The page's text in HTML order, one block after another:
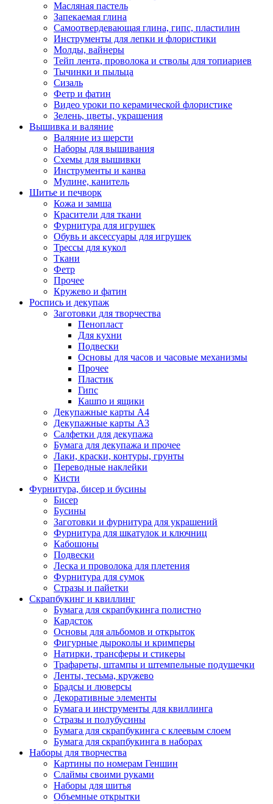
Масляная пастель
Запекаемая глина
Самоотвердевающая глина, гипс, пластилин
Инструменты для лепки и флористики
Молды, вайнеры
Тейп лента, проволока и стволы для топиариев
Тычинки и пыльца
Сизаль
Фетр и фатин
Видео уроки по керамической флористике
Зелень, цветы, украшения
Вышивка и валяние
Валяние из шерсти
Наборы для вышивания
Схемы для вышивки
Инструменты и канва
Мулине, канитель
Шитье и печворк
Кожа и замша
Красители для ткани
Фурнитура для игрушек
Обувь и аксессуары для игрушек
Трессы для кукол
Ткани
Фетр
Прочее
Кружево и фатин
Роспись и декупаж
Заготовки для творчества
Пенопласт
Для кухни
Подвески
Основы для часов и часовые механизмы
Прочее
Пластик
Гипс
Кашпо и ящики
Декупажные карты А4
Декупажные карты А3
Салфетки для декупажа
Бумага для декупажа и прочее
Лаки, краски, контуры, грунты
Переводные наклейки
Кисти
Фурнитура, бисер и бусины
Бисер
Бусины
Заготовки и фурнитура для украшений
Фурнитура для шкатулок и ключниц
Кабошоны
Подвески
Леска и проволока для плетения
Фурнитура для сумок
Стразы и пайетки
Скрапбукинг и квиллинг
Бумага для скрапбукинга полистно
Кардсток
Основы для альбомов и открыток
Фигурные дыроколы и кримперы
Натирки, трансферы и стикеры
Трафареты, штампы и штемпельные подушечки
Ленты, тесьма, кружево
Брадсы и люверсы
Декоративные элементы
Бумага и инструменты для квиллинга
Стразы и полубусины
Бумага для скрапбукинга с клеевым слоем
Бумага для скрапбукинга в наборах
Наборы для творчества
Картины по номерам Геншин
Слаймы своими руками
Наборы для шитья
Объемные открытки